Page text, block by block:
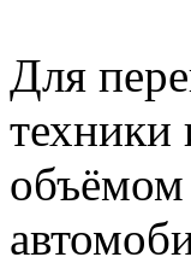
Для
техники